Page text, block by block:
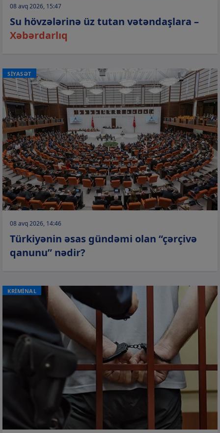
08 avq 2026, 15:47
Su hövzələrinə üz tutan vətəndaşlara –
Xəbərdarlıq
SİYASƏT
08 avq 2026, 14:46
Türkiyənin əsas gündəmi olan “çərçivə
qanunu” nədir?
KRİMİNAL